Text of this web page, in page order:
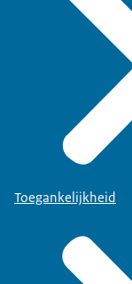
Toegankelijkheid